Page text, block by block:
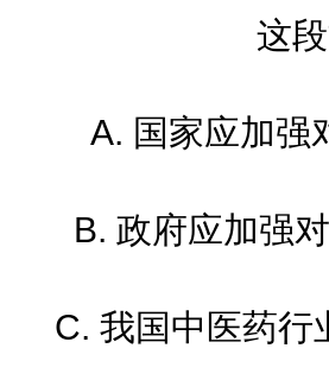
这段
A. 国家应加强
B. 政府应加强对
C. 我国中医药行